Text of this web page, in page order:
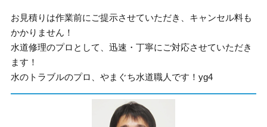
お見積りは作業前にご提示させていただき、キャンセル料も
かかりません！
水道修理のプロとして、迅速・丁寧にご対応させていただき
ます！
水のトラブルのプロ、やまぐち水道職人です！yg4